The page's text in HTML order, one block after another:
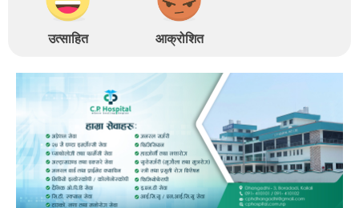
उत्साहित आक्रोशित